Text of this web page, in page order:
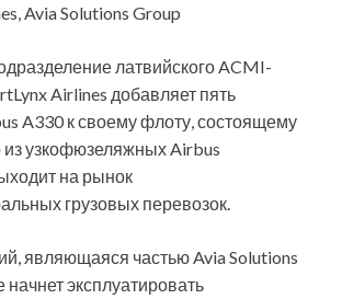
Avia Solutions Group
латвийского ACMI-
Airlines добавляет пять
A330 к своему флоту, состоящему
из узкофюзеляжных Airbus
на рынок
грузовых перевозок.
являющаяся частью Avia Solutions
эксплуатировать